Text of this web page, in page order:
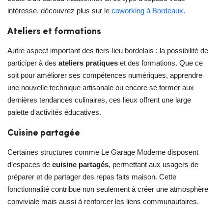
intéresse, découvrez plus sur le coworking à Bordeaux.
Ateliers et formations
Autre aspect important des tiers-lieu bordelais : la possibilité de
participer à des ateliers pratiques et des formations. Que ce
soit pour améliorer ses compétences numériques, apprendre
une nouvelle technique artisanale ou encore se former aux
dernières tendances culinaires, ces lieux offrent une large
palette d'activités éducatives.
Cuisine partagée
Certaines structures comme Le Garage Moderne disposent
d’espaces de cuisine partagés, permettant aux usagers de
préparer et de partager des repas faits maison. Cette
fonctionnalité contribue non seulement à créer une atmosphère
conviviale mais aussi à renforcer les liens communautaires.